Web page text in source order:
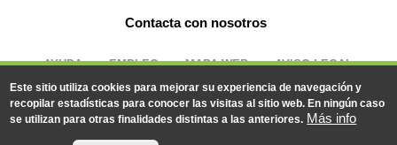
Contacta con nosotros
© 2019-2026 - Todos los derechos reservados
AYUDA EMPLEO MAPA WEB AVISO LEGAL
Este sitio utiliza cookies para mejorar su experiencia de navegación y
recopilar estadísticas para conocer las visitas al sitio web. En ningún caso
se utilizan para otras finalidades distintas a las anteriores. Más info